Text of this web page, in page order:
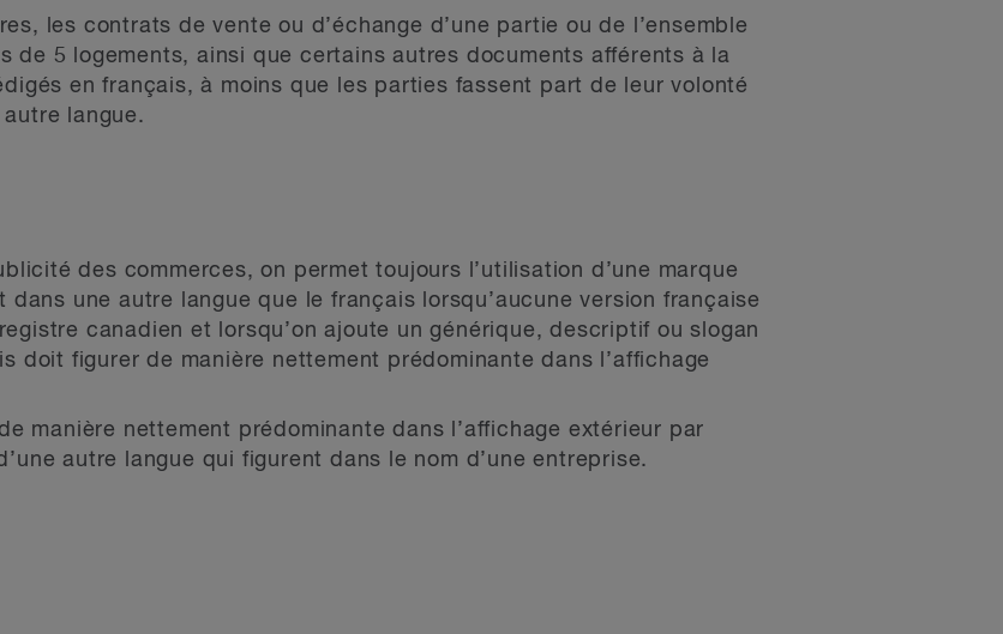
les contrats de vente ou d’échange d’une partie ou de l’ensemble
de 5 logements, ainsi que certains autres documents afférents à la
en français, à moins que les parties fassent part de leur volonté
langue.
des commerces, on permet toujours l’utilisation d’une marque
une autre langue que le français lorsqu’aucune version française
canadien et lorsqu’on ajoute un générique, descriptif ou slogan
doit figurer de manière nettement prédominante dans l’affichage
manière nettement prédominante dans l’affichage extérieur par
autre langue qui figurent dans le nom d’une entreprise.